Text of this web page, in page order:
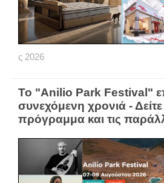
ς 2026
Το "Anilio Park Festival"
συνεχόμενη χρονιά -
πρόγραμμα και τις